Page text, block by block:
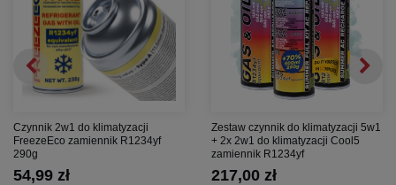
Czynnik 2w1 do klimatyzacji
FreezeEco zamiennik R1234yf
290g
54,99 zł
Zestaw czynnik do klimatyzacji 5w1
+ 2x 2w1 do klimatyzacji Cool5
zamiennik R1234yf
217,00 zł